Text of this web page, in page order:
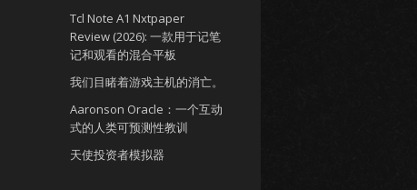
Tcl Note A1 Nxtpaper
Review (2026): 一款用于记笔
记和观看的混合平板
我们目睹着游戏主机的消亡。
Aaronson Oracle：一个互动
式的人类可预测性教训
天使投资者模拟器